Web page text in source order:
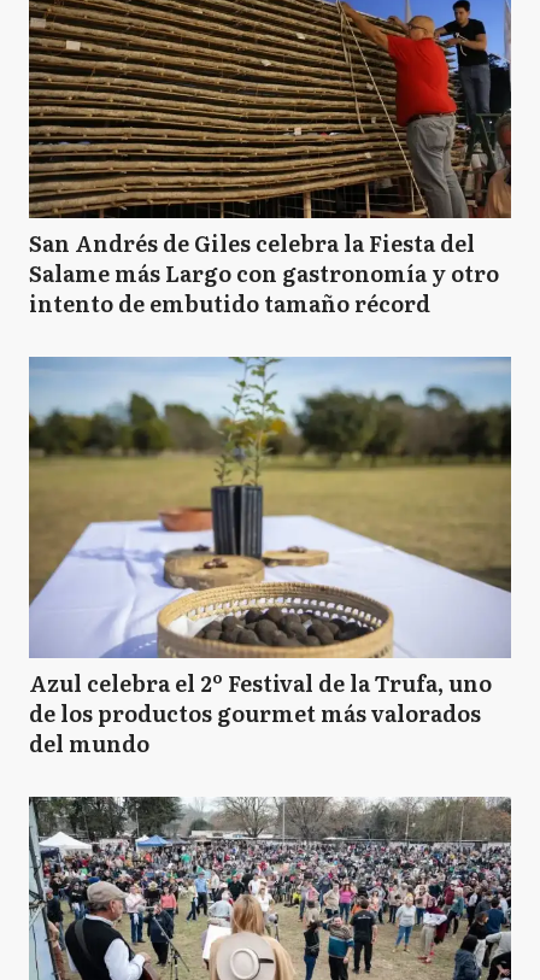
San Andrés de Giles celebra la Fiesta del
Salame más Largo con gastronomía y otro
intento de embutido tamaño récord
Azul celebra el 2º Festival de la Trufa, uno
de los productos gourmet más valorados
del mundo